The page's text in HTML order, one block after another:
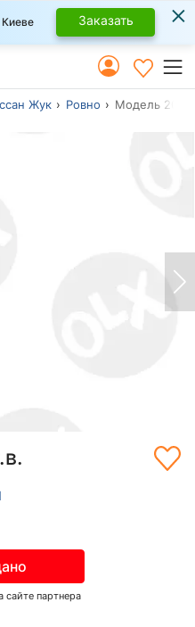
Заказать ×
Жук Ровно Модель 2011
сайте партнера